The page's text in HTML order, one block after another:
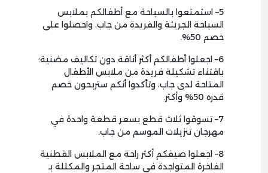
5– استمتعوا بالسباحة مع أطفالكم بملابس
السباحة الجريئة والفريدة من جاب، واحصلوا على
خصم 50%.
6– اجعلوا أطفالكم أكثر أناقة دون تكاليف مضنية؛
باقتناء تشكيلة فريدة من ملابس الأطفال
المتاحة لدى جاب، وتأكدوا أنكم ستربحون خصم
قدره 50% وأكثر.
7– تسوقوا ثلاث قطع بسعر قطعة واحدة في
مهرجان تنزيلات الموسم من جاب.
8– اجعلوا صيفكم أكثر راحة مع الملابس القطنية
الفاخرة المتواجدة في ساحة المتجر والمكللة بـ